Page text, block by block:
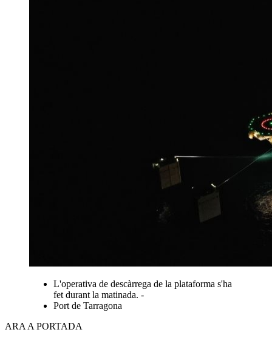
L'operativa de descàrrega de la plataforma s'ha
fet durant la matinada. -
Port de Tarragona
ARA A PORTADA